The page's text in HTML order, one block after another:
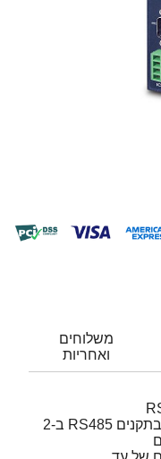
משלוחים
ואחריות
ממשק בלוק טרמינל אחד שתומך בתקנים RS485 ב-2